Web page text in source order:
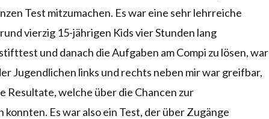
Test mitzumachen. Es war eine sehr lehrreiche
vierzig 15-jährigen Kids vier Stunden lang
und danach die Aufgaben am Compi zu lösen, war
Jugendlichen links und rechts neben mir war greifbar,
Resultate, welche über die Chancen zur
Es war also ein Test, der über Zugänge